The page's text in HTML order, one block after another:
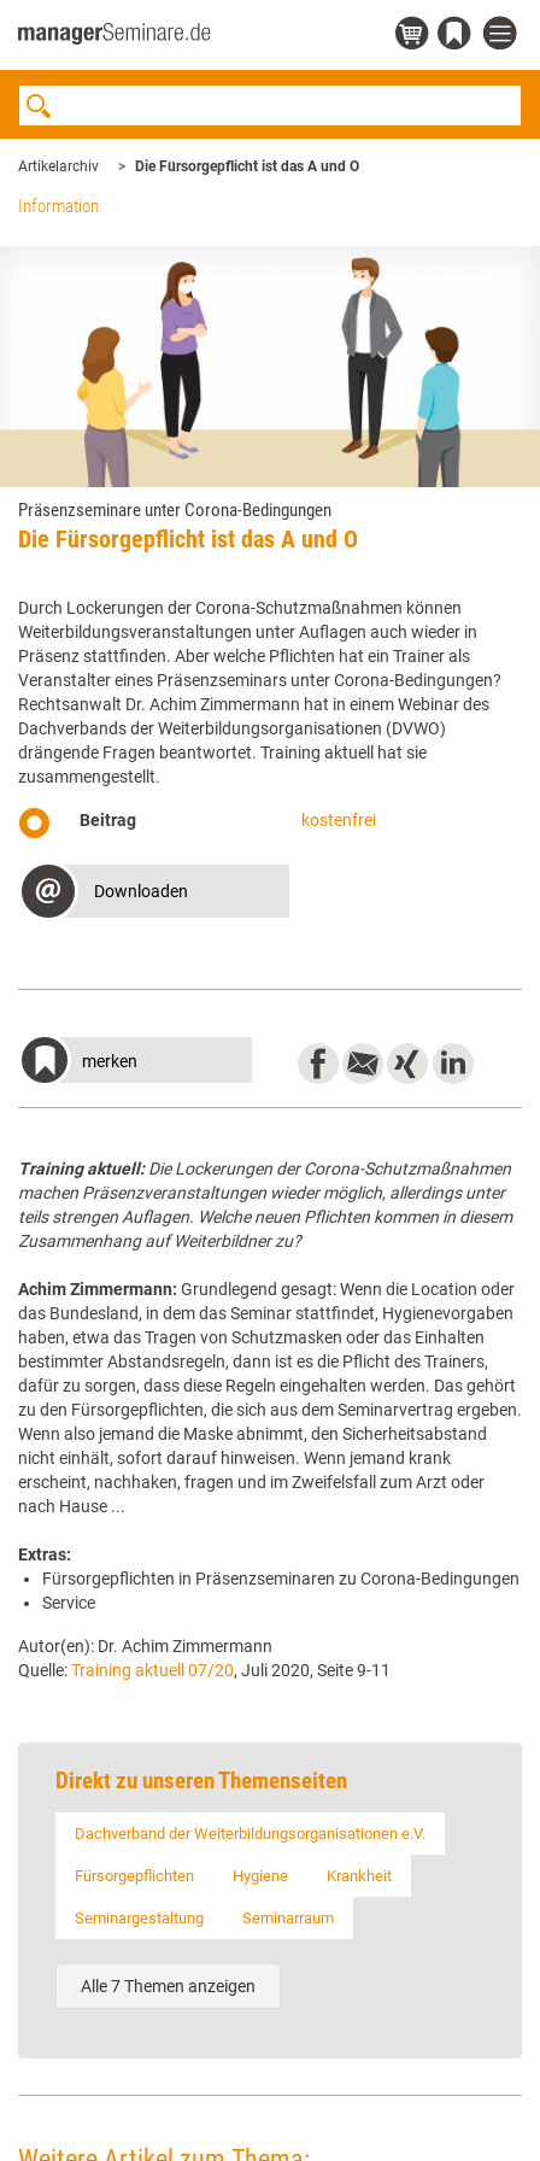
Artikelarchiv Die Fürsorgepflicht ist das A und O
Information
Präsenzseminare unter Corona-Bedingungen
Die Fürsorgepflicht ist das A und O
Durch Lockerungen der Corona-Schutzmaßnahmen können
Weiterbildungsveranstaltungen unter Auflagen auch wieder in
Präsenz stattfinden. Aber welche Pflichten hat ein Trainer als
Veranstalter eines Präsenzseminars unter Corona-Bedingungen?
Rechtsanwalt Dr. Achim Zimmermann hat in einem Webinar des
Dachverbands der Weiterbildungsorganisationen (DVWO)
drängende Fragen beantwortet. Training aktuell hat sie
zusammengestellt.
Beitrag kostenfrei
Downloaden
merken
Training aktuell:Die Lockerungen der Corona-Schutzmaßnahmen
machen Präsenzveranstaltungen wieder möglich, allerdings unter
teils strengen Auflagen. Welche neuen Pflichten kommen in diesem
Zusammenhang auf Weiterbildner zu?
Achim Zimmermann: Grundlegend gesagt: Wenn die Location oder
das Bundesland, in dem das Seminar stattfindet, Hygienevorgaben
haben, etwa das Tragen von Schutzmasken oder das Einhalten
bestimmter Abstandsregeln, dann ist es die Pflicht des Trainers,
dafür zu sorgen, dass diese Regeln eingehalten werden. Das gehört
zu den Fürsorgepflichten, die sich aus dem Seminarvertrag ergeben.
Wenn also jemand die Maske abnimmt, den Sicherheitsabstand
nicht einhält, sofort darauf hinweisen. Wenn jemand krank
erscheint, nachhaken, fragen und im Zweifelsfall zum Arzt oder
nach Hause ...
Extras:
Fürsorgepflichten in ­Präsenzseminaren zu ­Corona-Bedingungen
Service
Autor(en): Dr. Achim Zimmermann
Quelle:Training aktuell 07/20, Juli 2020, Seite 9-11
Direkt zu unseren Themenseiten
Dachverband der Weiterbildungsorganisationen e.V.
Fürsorgepflichten Hygiene Krankheit
Seminargestaltung Seminarraum
Alle 7 Themen anzeigen